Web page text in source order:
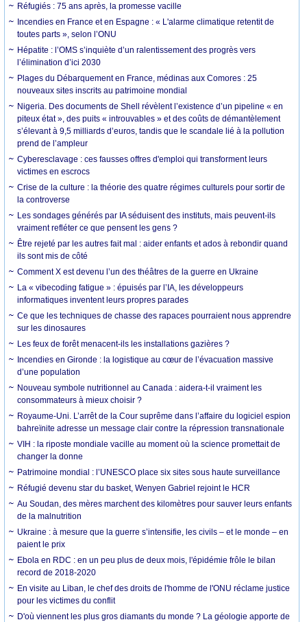
Réfugiés : 75 ans après, la promesse vacille
Incendies en France et en Espagne : « L'alarme climatique retentit de
toutes parts », selon l’ONU
Hépatite : l’OMS s’inquiète d’un ralentissement des progrès vers
l’élimination d’ici 2030
Plages du Débarquement en France, médinas aux Comores : 25
nouveaux sites inscrits au patrimoine mondial
Nigeria. Des documents de Shell révèlent l’existence d’un pipeline « en
piteux état », des puits « introuvables » et des coûts de démantèlement
s’élevant à 9,5 milliards d’euros, tandis que le scandale lié à la pollution
prend de l’ampleur
Cyberesclavage : ces fausses offres d'emploi qui transforment leurs
victimes en escrocs
Crise de la culture : la théorie des quatre régimes culturels pour sortir de
la controverse
Les sondages générés par IA séduisent des instituts, mais peuvent-ils
vraiment refléter ce que pensent les gens ?
Être rejeté par les autres fait mal : aider enfants et ados à rebondir quand
ils sont mis de côté
Comment X est devenu l’un des théâtres de la guerre en Ukraine
La « vibecoding fatigue » : épuisés par l’IA, les développeurs
informatiques inventent leurs propres parades
Ce que les techniques de chasse des rapaces pourraient nous apprendre
sur les dinosaures
Les feux de forêt menacent-ils les installations gazières ?
Incendies en Gironde : la logistique au cœur de l’évacuation massive
d’une population
Nouveau symbole nutritionnel au Canada : aidera-t-il vraiment les
consommateurs à mieux choisir ?
Royaume-Uni. L’arrêt de la Cour suprême dans l’affaire du logiciel espion
bahreïnite adresse un message clair contre la répression transnationale
VIH : la riposte mondiale vacille au moment où la science promettait de
changer la donne
Patrimoine mondial : l’UNESCO place six sites sous haute surveillance
Réfugié devenu star du basket, Wenyen Gabriel rejoint le HCR
Au Soudan, des mères marchent des kilomètres pour sauver leurs enfants
de la malnutrition
Ukraine : à mesure que la guerre s’intensifie, les civils – et le monde – en
paient le prix
Ebola en RDC : en un peu plus de deux mois, l'épidémie frôle le bilan
record de 2018-2020
En visite au Liban, le chef des droits de l'homme de l'ONU réclame justice
pour les victimes du conflit
D'où viennent les plus gros diamants du monde ? La géologie apporte de